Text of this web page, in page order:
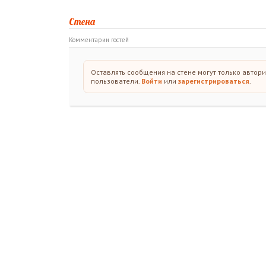
Стена
Комментарии гостей
Оставлять сообщения на стене могут только
пользователи. Войти или зарегистрироваться.